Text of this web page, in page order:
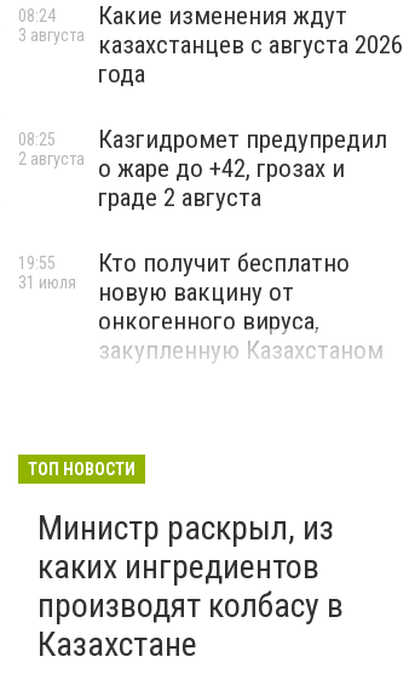
Какие изменения ждут
казахстанцев с августа 2026
года
08:24
3 августа
Казгидромет предупредил
о жаре до +42, грозах и
граде 2 августа
08:25
2 августа
Кто получит бесплатно
новую вакцину от
онкогенного вируса,
закупленную Казахстаном
19:55
31 июля
ТОП НОВОСТИ
Министр раскрыл, из
каких ингредиентов
производят колбасу в
Казахстане